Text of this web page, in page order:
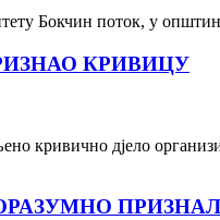
Бокчин поток, у
КРИВИЦУ
кривично дјело